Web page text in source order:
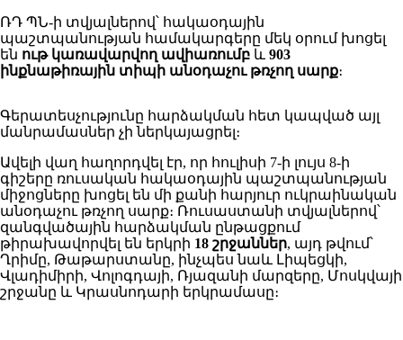
ՌԴ ՊՆ-ի տվյալներով՝ հակաօդային
պաշտպանության համակարգերը մեկ օրում խոցել
են ութ կառավարվող ավիառումբ և 903
ինքնաթիռային տիպի անօդաչու թռչող սարք։
Գերատեսչությունը հարձակման հետ կապված այլ
մանրամասներ չի ներկայացրել։
Ավելի վաղ հաղորդվել էր, որ հուլիսի 7-ի լույս 8-ի
գիշերը ռուսական հակաօդային պաշտպանության
միջոցները խոցել են մի քանի հարյուր ուկրաինական
անօդաչու թռչող սարք։ Ռուսաստանի տվյալներով՝
զանգվածային հարձակման ընթացքում
թիրախավորվել են երկրի 18 շրջաններ, այդ թվում՝
Ղրիմը, Թաթարստանը, ինչպես նաև Լիպեցկի,
Վլադիմիրի, Վոլոգդայի, Ռյազանի մարզերը, Մոսկվայի
շրջանը և Կրասնոդարի երկրամասը։